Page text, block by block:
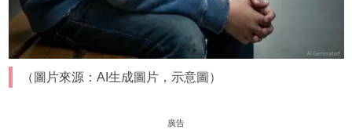
（圖片來源：AI生成圖片，示意圖）
廣告